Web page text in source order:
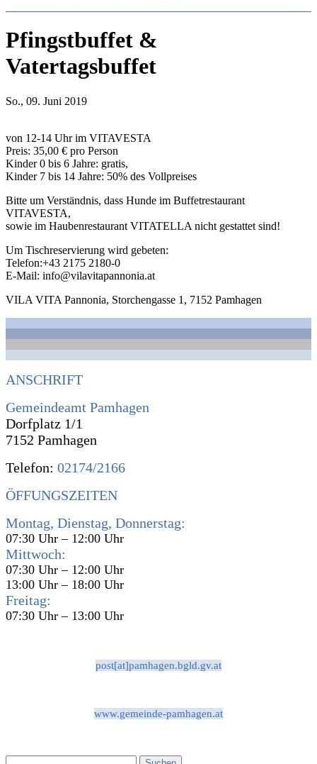
Pfingstbuffet &
Vatertagsbuffet
So., 09. Juni 2019
von 12-14 Uhr im VITAVESTA
Preis: 35,00 € pro Person
Kinder 0 bis 6 Jahre: gratis,
Kinder 7 bis 14 Jahre: 50% des Vollpreises
Bitte um Verständnis, dass Hunde im Buffetrestaurant
VITAVESTA,
sowie im Haubenrestaurant VITATELLA nicht gestattet sind!
Um Tischreservierung wird gebeten:
Telefon:+43 2175 2180-0
E-Mail: info@vilavitapannonia.at
VILA VITA Pannonia, Storchengasse 1, 7152 Pamhagen
ANSCHRIFT
Gemeindeamt Pamhagen
Dorfplatz 1/1
7152 Pamhagen
Telefon: 02174/2166
ÖFFUNGSZEITEN
Montag, Dienstag, Donnerstag:
07:30 Uhr – 12:00 Uhr
Mittwoch:
07:30 Uhr – 12:00 Uhr
13:00 Uhr – 18:00 Uhr
Freitag:
07:30 Uhr – 13:00 Uhr
post[at]pamhagen.bgld.gv.at
www.gemeinde-pamhagen.at